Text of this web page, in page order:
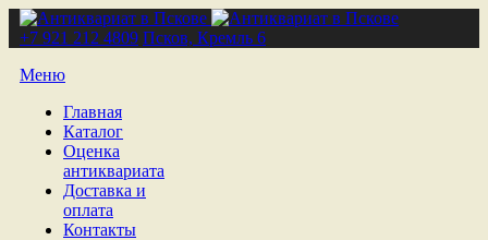
+7 921 212 4809 Псков, Кремль 6
Меню
Главная
Каталог
Оценка
антиквариата
Доставка и
оплата
Контакты